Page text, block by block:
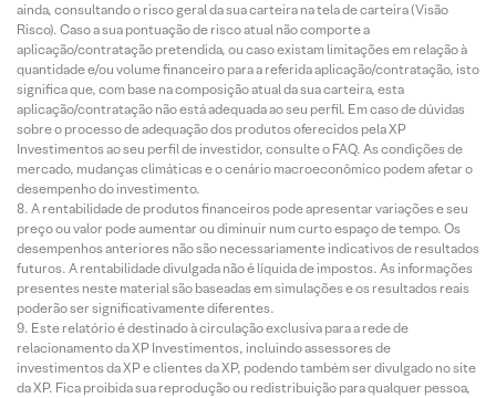
ainda, consultando o risco geral da sua carteira na tela de carteira (Visão
Risco). Caso a sua pontuação de risco atual não comporte a
aplicação/contratação pretendida, ou caso existam limitações em relação à
quantidade e/ou volume financeiro para a referida aplicação/contratação, isto
significa que, com base na composição atual da sua carteira, esta
aplicação/contratação não está adequada ao seu perfil. Em caso de dúvidas
sobre o processo de adequação dos produtos oferecidos pela XP
Investimentos ao seu perfil de investidor, consulte o FAQ. As condições de
mercado, mudanças climáticas e o cenário macroeconômico podem afetar o
desempenho do investimento.
A rentabilidade de produtos financeiros pode apresentar variações e seu
preço ou valor pode aumentar ou diminuir num curto espaço de tempo. Os
desempenhos anteriores não são necessariamente indicativos de resultados
futuros. A rentabilidade divulgada não é líquida de impostos. As informações
presentes neste material são baseadas em simulações e os resultados reais
poderão ser significativamente diferentes.
Este relatório é destinado à circulação exclusiva para a rede de
relacionamento da XP Investimentos, incluindo assessores de
investimentos da XP e clientes da XP, podendo também ser divulgado no site
da XP. Fica proibida sua reprodução ou redistribuição para qualquer pessoa,